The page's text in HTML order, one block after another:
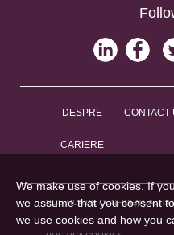
DESPRE CONTACT
CARIERE
POLITICA DE
We make use of cookies. If
we assume that you consent
we use cookies and how you